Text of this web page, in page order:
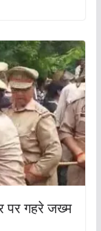
पर गहरे जख्म